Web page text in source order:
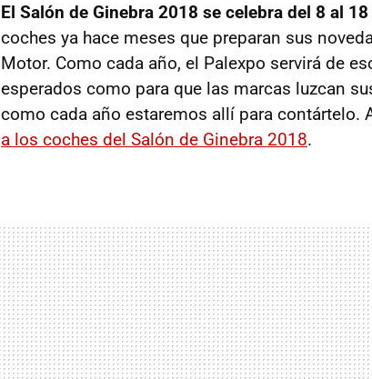
El Salón de Ginebra 2018 se celebra del 8 al
coches ya hace meses que preparan sus
Motor. Como cada año, el Palexpo servirá de
esperados como para que las marcas luzcan
como cada año estaremos allí para contártelo.
a los coches del Salón de Ginebra 2018.